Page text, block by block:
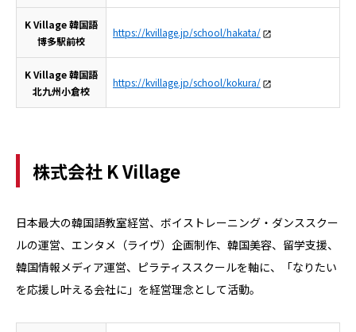
K Village 韓国語
博多駅前校
https://kvillage.jp/school/hakata/
K Village 韓国語
北九州小倉校
https://kvillage.jp/school/kokura/
株式会社 K Village
日本最大の韓国語教室経営、ボイストレーニング・ダンススクー
ルの運営、エンタメ（ライヴ）企画制作、韓国美容、留学支援、
韓国情報メディア運営、ピラティススクールを軸に、「なりたい
を応援し叶える会社に」を経営理念として活動。